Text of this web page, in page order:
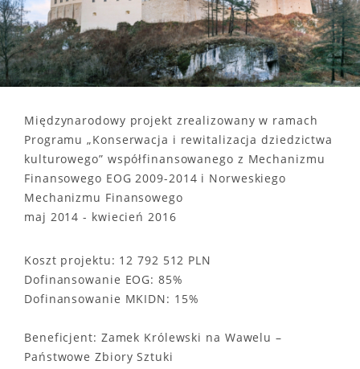
Międzynarodowy projekt zrealizowany w ramach
Programu „Konserwacja i rewitalizacja dziedzictwa
kulturowego” współfinansowanego z Mechanizmu
Finansowego EOG 2009-2014 i Norweskiego
Mechanizmu Finansowego
maj 2014 - kwiecień 2016
Koszt projektu: 12 792 512 PLN
Dofinansowanie EOG: 85%
Dofinansowanie MKIDN: 15%
Beneficjent: Zamek Królewski na Wawelu –
Państwowe Zbiory Sztuki